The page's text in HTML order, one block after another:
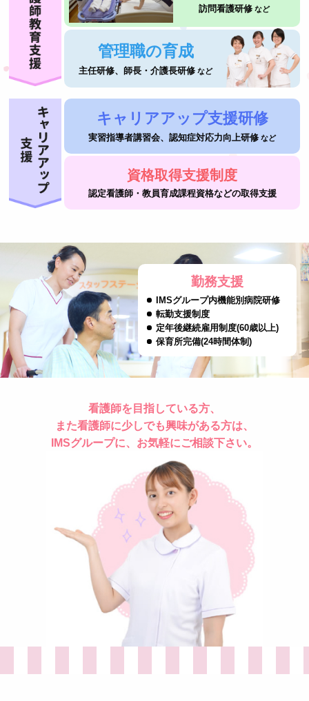
訪問看護研修など
管理職の育成
主任研修、師長・介護長研修 など
キャリアアップ支援研修
実習指導者講習会、認知症対応力向上研修 など
資格取得支援制度
認定看護師・教員育成課程資格などの取得支援
勤務支援
IMSグループ内機能別病院研修
転勤支援制度
定年後継続雇用制度(60歳以上)
保育所完備(24時間体制)
看護師を目指している方、
また看護師に少しでも興味がある方は、
IMSグループに、お気軽にご相談下さい。